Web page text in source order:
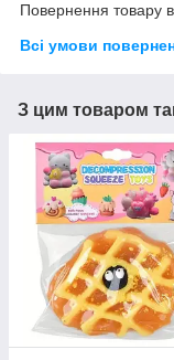
Повернення товару
Всі умови
З цим товаром